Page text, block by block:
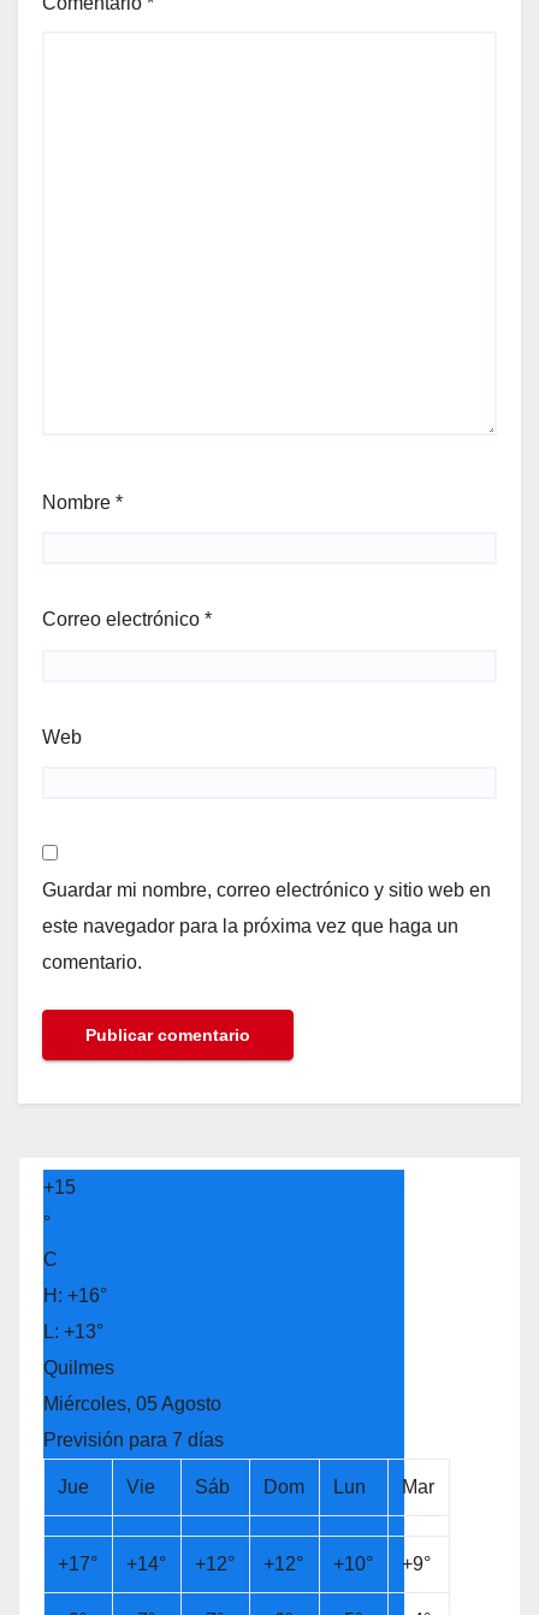
Nombre *
Correo electrónico *
Web
Guardar mi nombre, correo electrónico y sitio web en
este navegador para la próxima vez que haga un
comentario.
+15
°
C
H: +16°
L: +13°
Quilmes
Miércoles, 05 Agosto
Previsión para 7 días
Jue Vie Sáb Dom Lun Mar
+17° +14° +12° +12° +10° +9°